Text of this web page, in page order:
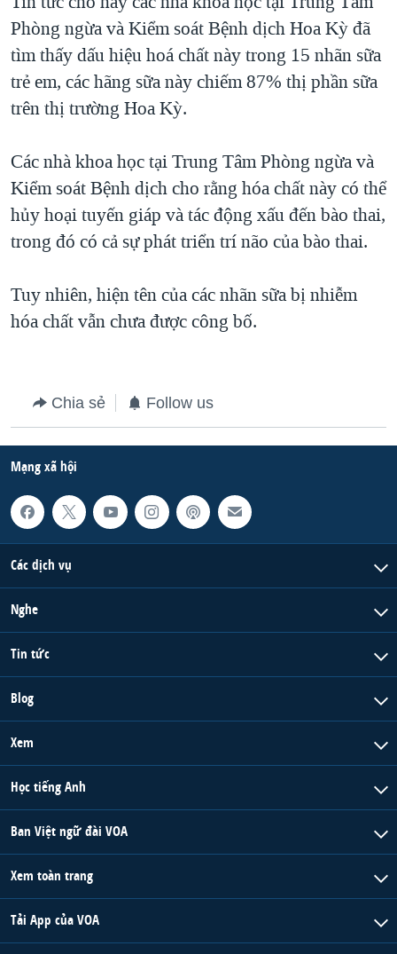
Phòng ngừa và Kiểm soát Bệnh dịch Hoa Kỳ đã
tìm thấy dấu hiệu hoá chất này trong 15 nhãn sữa
trẻ em, các hãng sữa này chiếm 87% thị phần sữa
trên thị trường Hoa Kỳ.
Các nhà khoa học tại Trung Tâm Phòng ngừa và
Kiểm soát Bệnh dịch cho rằng hóa chất này có thể
hủy hoại tuyến giáp và tác động xấu đến bào thai,
trong đó có cả sự phát triển trí não của bào thai.
Tuy nhiên, hiện tên của các nhãn sữa bị nhiễm
hóa chất vẫn chưa được công bố.
Chia sẻ Follow us
Mạng xã hội
Các dịch vụ
Nghe
Tin tức
Blog
Xem
Học tiếng Anh
Ban Việt ngữ đài VOA
Xem toàn trang
Tải App của VOA